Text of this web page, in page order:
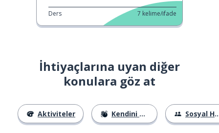
Ders 7 kelime/ifade
İhtiyaçlarına uyan diğer
konulara göz at
Aktiviteler Kendini Tanıtma Sosyal Hayat